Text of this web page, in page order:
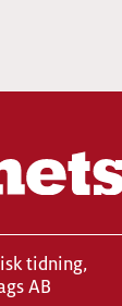
tidning,
AB